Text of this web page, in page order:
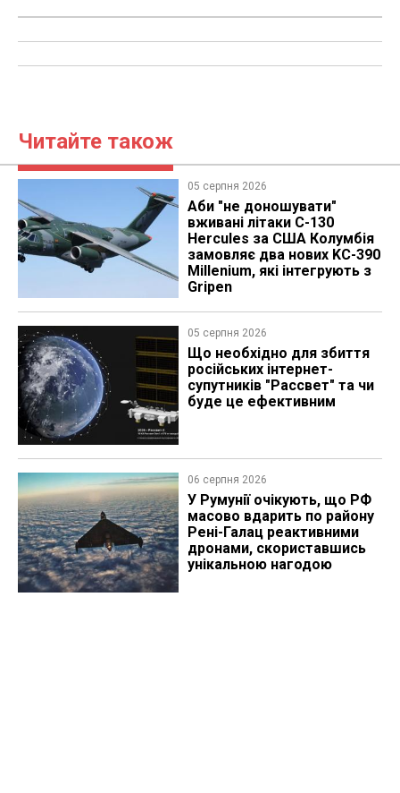
Читайте також
05 серпня 2026
Аби "не доношувати"
вживані літаки C-130
Hercules за США Колумбія
замовляє два нових KC-390
Millenium, які інтегрують з
Gripen
05 серпня 2026
Що необхідно для збиття
російських інтернет-
супутників "Рассвет" та чи
буде це ефективним
06 серпня 2026
У Румунії очікують, що РФ
масово вдарить по району
Рені-Галац реактивними
дронами, скориставшись
унікальною нагодою